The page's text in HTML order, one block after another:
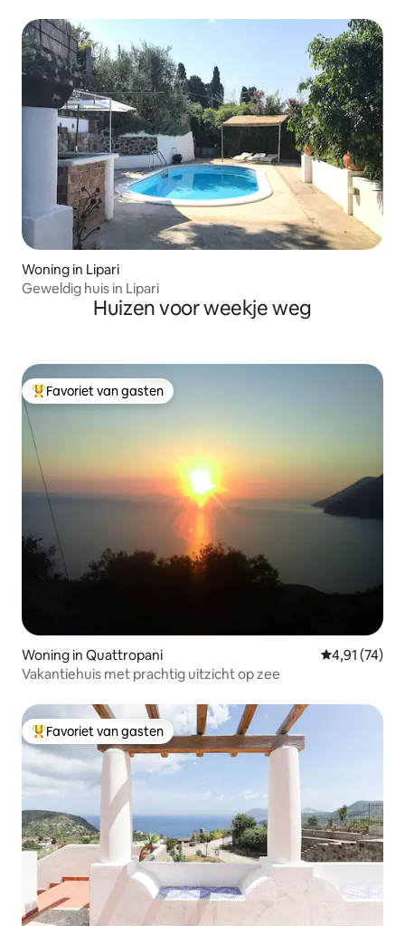
Woning in Lipari
Geweldig huis in Lipari
Huizen voor weekje weg
Topfavoriet van gasten
Favoriet van gasten
Woning in Quattropani Gemiddelde
4,91 (74)
Vakantiehuis met prachtig uitzicht op zee
Topfavoriet van gasten
Favoriet van gasten